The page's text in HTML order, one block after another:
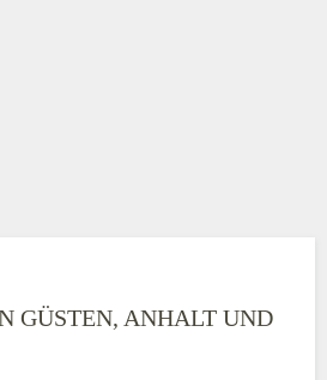
GÜSTEN, ANHALT UND